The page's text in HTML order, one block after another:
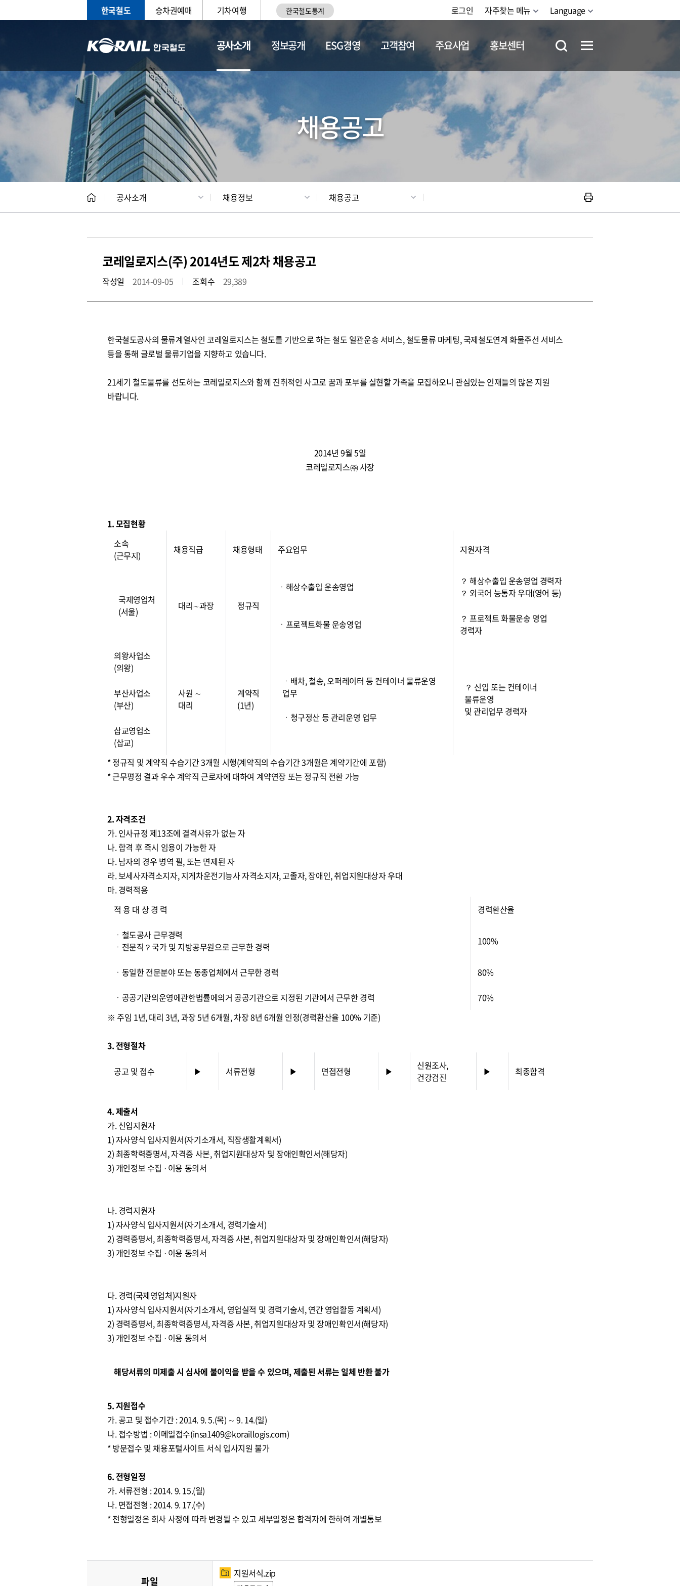
한국철도 승차권예매 기차여행 한국철도통계 로그인 자주찾는 메뉴 Language
공사소개
CEO 일반현황 채용정보
정보공개 ESG경영 고객참여 주요사업 홍보센터
채용공고
공사소개 채용정보 채용공고
코레일로지스(주) 2014년도 제2차 채용공고
작성일 2014-09-05 조회수 29,389
한국철도공사의 물류계열사인 코레일로지스는 철도를 기반으로 하는 철도 일관운송 서비스, 철도물류 마케팅, 국제철도연계 화물주선 서비스
등을 통해 글로벌 물류기업을 지향하고 있습니다.
21세기 철도물류를 선도하는 코레일로지스와 함께 진취적인 사고로 꿈과 포부를 실현할 가족을 모집하오니 관심있는 인재들의 많은 지원
바랍니다.
2014년 9월 5일
코레일로지스㈜ 사장
1. 모집현황
소속
(근무지)
채용직급 채용형태 주요업무 지원자격
국제영업처
(서울)
대리∼과장 정규직
ㆍ해상수출입 운송영업
？ 해상수출입 운송영업 경력자
？ 외국어 능통자 우대(영어 등)
ㆍ프로젝트화물 운송영업
？ 프로젝트 화물운송 영업
경력자
의왕사업소
(의왕)
사원 ∼
대리
계약직
(1년)
ㆍ배차, 철송, 오퍼레이터 등 컨테이너 물류운영
업무
ㆍ청구정산 등 관리운영 업무
？ 신입 또는 컨테이너
물류운영
및 관리업무 경력자
부산사업소
(부산)
삽교영업소
(삽교)
* 정규직 및 계약직 수습기간 3개월 시행(계약직의 수습기간 3개월은 계약기간에 포함)
* 근무평정 결과 우수 계약직 근로자에 대하여 계약연장 또는 정규직 전환 가능
2. 자격조건
가. 인사규정 제13조에 결격사유가 없는 자
나. 합격 후 즉시 임용이 가능한 자
다. 남자의 경우 병역 필, 또는 면제된 자
라. 보세사자격소지자, 지게차운전기능사 자격소지자, 고졸자, 장애인, 취업지원대상자 우대
마. 경력적용
적 용 대 상 경 력
경력환산율
ㆍ철도공사 근무경력
ㆍ전문직？국가 및 지방공무원으로 근무한 경력
100%
ㆍ동일한 전문분야 또는 동종업체에서 근무한 경력 80%
ㆍ공공기관의운영에관한법률에의거 공공기관으로 지정된 기관에서 근무한 경력
70%
※ 주임 1년, 대리 3년, 과장 5년 6개월, 차장 8년 6개월 인정(경력환산율 100% 기준)
3. 전형절차
공고 및 접수 ▶ 서류전형 ▶ 면접전형 ▶
신원조사,
건강검진
▶ 최종합격
4. 제출서
가. 신입지원자
1) 자사양식 입사지원서(자기소개서, 직장생활계획서)
2) 최종학력증명서, 자격증 사본, 취업지원대상자 및 장애인확인서(해당자)
3) 개인정보 수집 · 이용 동의서
나. 경력지원자
1) 자사양식 입사지원서(자기소개서, 경력기술서)
2) 경력증명서, 최종학력증명서, 자격증 사본, 취업지원대상자 및 장애인확인서(해당자)
3) 개인정보 수집 · 이용 동의서
다. 경력(국제영업처)지원자
1) 자사양식 입사지원서(자기소개서, 영업실적 및 경력기술서, 연간 영업활동 계획서)
2) 경력증명서, 최종학력증명서, 자격증 사본, 취업지원대상자 및 장애인확인서(해당자)
3) 개인정보 수집 · 이용 동의서
해당서류의 미제출 시 심사에 불이익을 받을 수 있으며, 제출된 서류는 일체 반환 불가
5. 지원접수
가. 공고 및 접수기간 : 2014. 9. 5.(목) ∼ 9. 14.(일)
나. 접수방법 : 이메일접수(insa1409@koraillogis.com)
* 방문접수 및 채용포털사이트 서식 입사지원 불가
6. 전형일정
가. 서류전형 : 2014. 9. 15.(월)
나. 면접전형 : 2014. 9. 17.(수)
* 전형일정은 회사 사정에 따라 변경될 수 있고 세부일정은 합격자에 한하여 개별통보
파일
지원서식.zip